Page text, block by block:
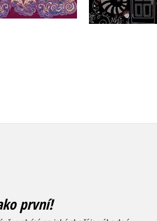
499 Kč
399 Kč 319 Kč
první!